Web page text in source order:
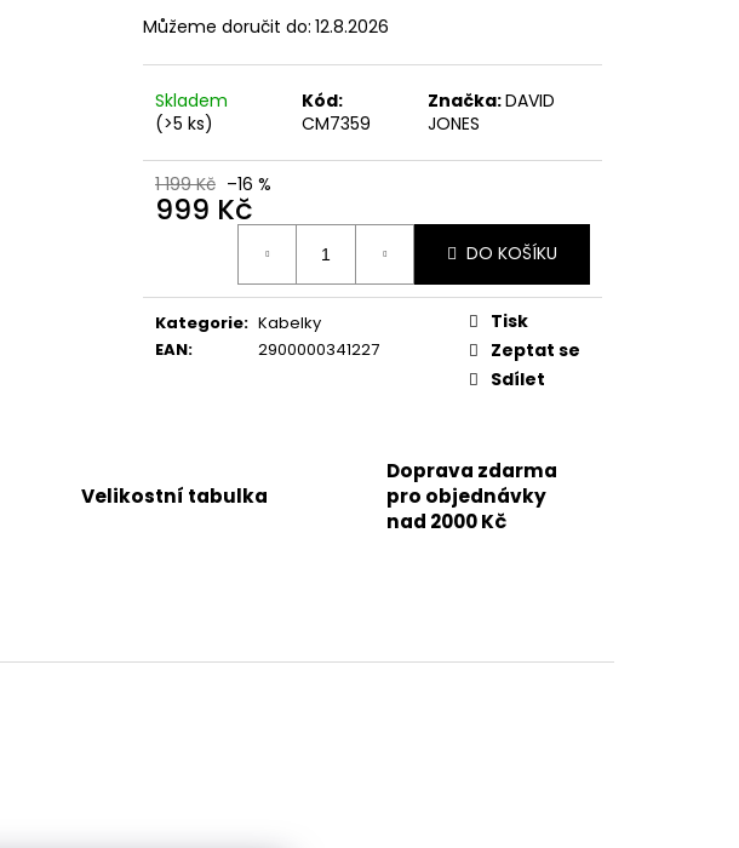
Můžeme doručit do: 12.8.2026
Skladem
(>5 ks)
Kód:
CM7359
Značka:DAVID
JONES
1 199 Kč –16 %
999 Kč
DO KOŠÍKU
Kategorie: Kabelky
EAN: 2900000341227
Tisk
Zeptat se
Sdílet
Velikostní tabulka
Doprava zdarma
pro objednávky
nad 2000 Kč